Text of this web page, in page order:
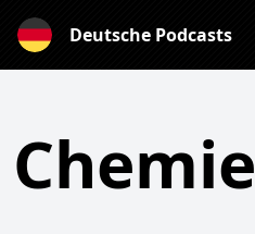
Deutsche Podcasts
Chemie